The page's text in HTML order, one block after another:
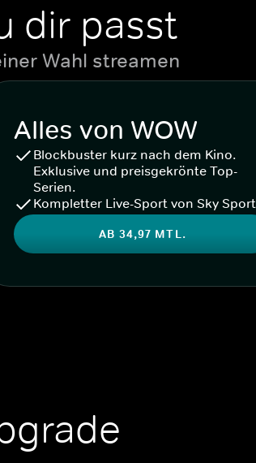
dir passt
Wahl streamen
Alles von WOW
Blockbuster kurz nach dem Kino.
Exklusive und preisgekrönte Top-
Serien.
Kompletter Live-Sport von Sky Sport
AB 34,97 MTL.